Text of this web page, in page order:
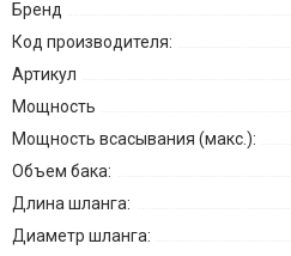
Бренд
Код производителя:
Артикул
Мощность
Мощность всасывания (макс.):
Объем бака:
Длина шланга:
Диаметр шланга: